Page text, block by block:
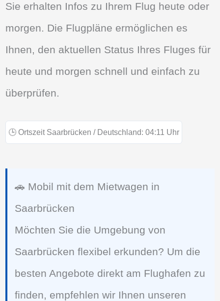
Sie erhalten Infos zu Ihrem Flug heute oder
morgen. Die Flugpläne ermöglichen es
Ihnen, den aktuellen Status Ihres Fluges für
heute und morgen schnell und einfach zu
überprüfen.
🕒 Ortszeit Saarbrücken / Deutschland: 04:11 Uhr
🚗 Mobil mit dem Mietwagen in
Saarbrücken
Möchten Sie die Umgebung von
Saarbrücken flexibel erkunden? Um die
besten Angebote direkt am Flughafen zu
finden, empfehlen wir Ihnen unseren